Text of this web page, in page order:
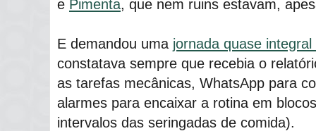
e Pimenta, que nem ruins estavam,
E demandou uma jornada quase
constatava sempre que recebia o
as tarefas mecânicas, WhatsApp para
alarmes para encaixar a rotina em
intervalos das seringadas de comida).